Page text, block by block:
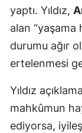
yaptı. Yıldız,
alan “yaşama
durumu ağır
ertelenmesi
Yıldız
mahkûmun
ediyorsa,